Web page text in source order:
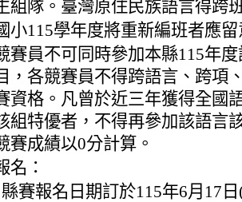
組隊。臺灣原住民族語言得跨
小115學年度將重新編班者應
賽員不可同時參加本縣115年
，各競賽員不得跨語言、跨項
資格。凡曾於近三年獲得全國
組特優者，不得再參加該語言
賽成績以0分計算。
名：
縣賽報名日期訂於115年6月17